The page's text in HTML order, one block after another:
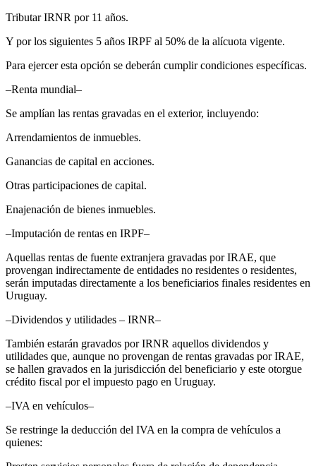
Tributar IRNR por 11 años.
Y por los siguientes 5 años IRPF al 50% de la alícuota vigente.
Para ejercer esta opción se deberán cumplir condiciones específicas.
–Renta mundial–
Se amplían las rentas gravadas en el exterior, incluyendo:
Arrendamientos de inmuebles.
Ganancias de capital en acciones.
Otras participaciones de capital.
Enajenación de bienes inmuebles.
–Imputación de rentas en IRPF–
Aquellas rentas de fuente extranjera gravadas por IRAE, que
provengan indirectamente de entidades no residentes o residentes,
serán imputadas directamente a los beneficiarios finales residentes en
Uruguay.
–Dividendos y utilidades – IRNR–
También estarán gravados por IRNR aquellos dividendos y
utilidades que, aunque no provengan de rentas gravadas por IRAE,
se hallen gravados en la jurisdicción del beneficiario y este otorgue
crédito fiscal por el impuesto pago en Uruguay.
–IVA en vehículos–
Se restringe la deducción del IVA en la compra de vehículos a
quienes: